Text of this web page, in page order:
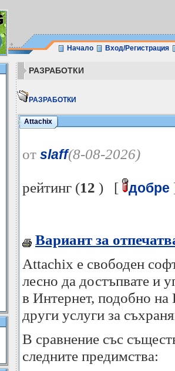
Начало Вход/Регистрация
РАЗРАБОТКИ
РАЗРАБОТКИ
Attachix
от slaff(8-08-2026)
рейтинг (12 ) [ добре
Вариант за
Attachix е свободен
лесно да достъпвате и
в Интернет, подобно
други услуги за
В сравнение със
следните предимства: